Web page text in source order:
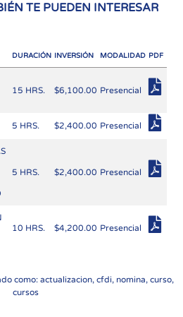
TE PUEDEN INTERESAR
DURACIÓN INVERSIÓN MODALIDAD PDF
15 HRS. $6,100.00 Presencial
5 HRS. $2,400.00 Presencial
5 HRS. $2,400.00 Presencial
10 HRS. $4,200.00 Presencial
como: actualizacion, cfdi, nomina, curso,
cursos